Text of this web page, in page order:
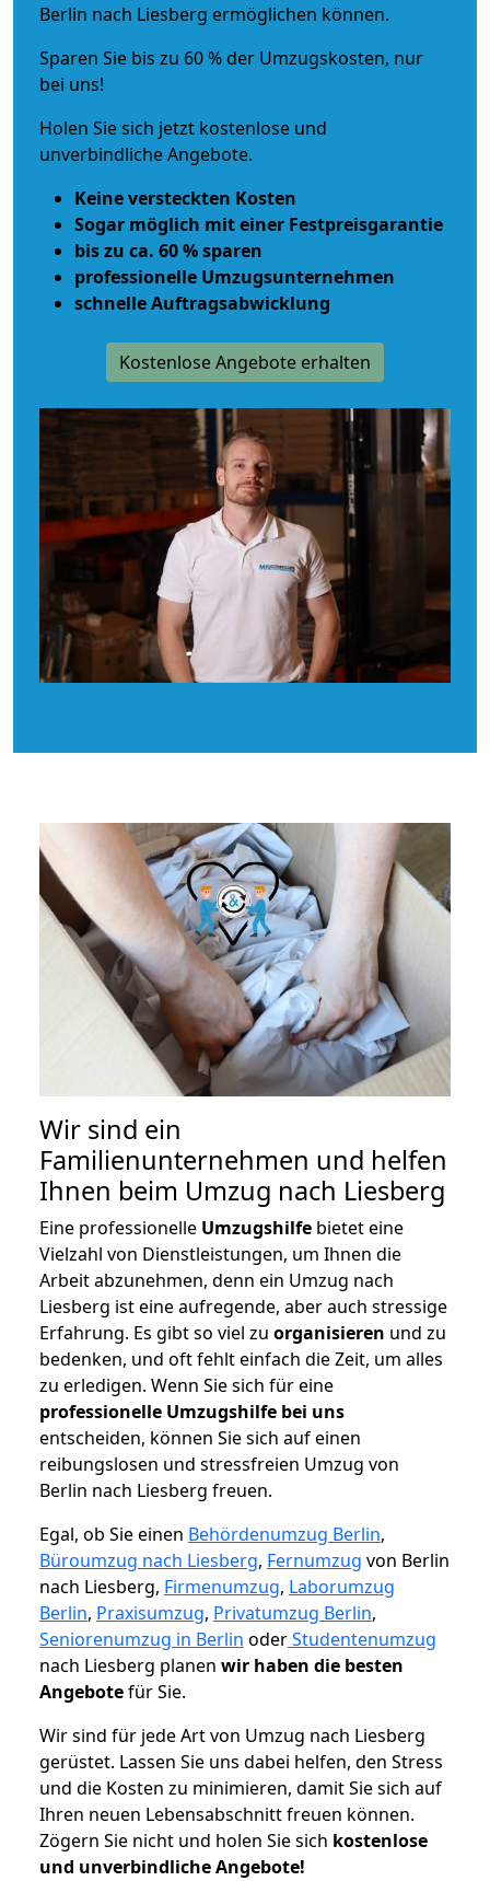
Berlin nach Liesberg ermöglichen können.
Sparen Sie bis zu 60 % der Umzugskosten, nur
bei uns!
Holen Sie sich jetzt kostenlose und
unverbindliche Angebote.
Keine versteckten Kosten
Sogar möglich mit einer Festpreisgarantie
bis zu ca. 60 % sparen
professionelle Umzugsunternehmen
schnelle Auftragsabwicklung
Kostenlose Angebote erhalten
Wir sind ein
Familienunternehmen und helfen
Ihnen beim Umzug nach Liesberg
Eine professionelle Umzugshilfe bietet eine
Vielzahl von Dienstleistungen, um Ihnen die
Arbeit abzunehmen, denn ein Umzug nach
Liesberg ist eine aufregende, aber auch stressige
Erfahrung. Es gibt so viel zu organisieren und zu
bedenken, und oft fehlt einfach die Zeit, um alles
zu erledigen. Wenn Sie sich für eine
professionelle Umzugshilfe bei uns
entscheiden, können Sie sich auf einen
reibungslosen und stressfreien Umzug von
Berlin nach Liesberg freuen.
Egal, ob Sie einen Behördenumzug Berlin,
Büroumzug nach Liesberg, Fernumzug von Berlin
nach Liesberg, Firmenumzug, Laborumzug
Berlin, Praxisumzug, Privatumzug Berlin,
Seniorenumzug in Berlin oderStudentenumzug
nach Liesberg planen wir haben die besten
Angebotefür Sie.
Wir sind für jede Art von Umzug nach Liesberg
gerüstet. Lassen Sie uns dabei helfen, den Stress
und die Kosten zu minimieren, damit Sie sich auf
Ihren neuen Lebensabschnitt freuen können.
Zögern Sie nicht und holen Sie sich kostenlose
und unverbindliche Angebote!